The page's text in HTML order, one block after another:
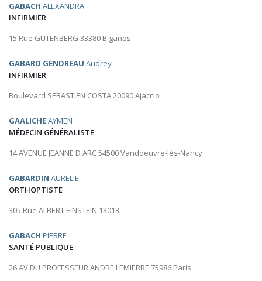
GABACH ALEXANDRA
INFIRMIER
15 Rue GUTENBERG 33380 Biganos
GABARD GENDREAU Audrey
INFIRMIER
Boulevard SEBASTIEN COSTA 20090 Ajaccio
GAALICHEAYMEN
MÉDECIN GÉNÉRALISTE
14 AVENUE JEANNE D ARC 54500 Vandoeuvre-lès-Nancy
GABARDIN AURELIE
ORTHOPTISTE
305 Rue ALBERT EINSTEIN 13013
GABACH PIERRE
SANTÉ PUBLIQUE
26 AV DU PROFESSEUR ANDRE LEMIERRE 75986 Paris